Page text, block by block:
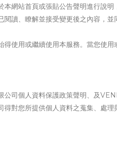
網站首頁或張貼公告聲明進行說
讀、瞭解並接受變更後之內容，
使用或繼續使用本服務。當您使
司個人資料保護政策聲明、及
對您所提供個人資料之蒐集、處